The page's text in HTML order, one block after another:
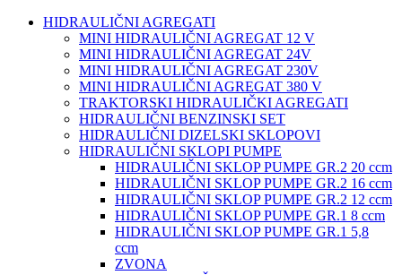
HIDRAULIČNI AGREGATI
MINI HIDRAULIČNI AGREGAT 12 V
MINI HIDRAULIČNI AGREGAT 24V
MINI HIDRAULIČNI AGREGAT 230V
MINI HIDRAULIČNI AGREGAT 380 V
TRAKTORSKI HIDRAULIČKI AGREGATI
HIDRAULIČNI BENZINSKI SET
HIDRAULIČNI DIZELSKI SKLOPOVI
HIDRAULIČNI SKLOPI PUMPE
HIDRAULIČNI SKLOP PUMPE GR.2 20 ccm
HIDRAULIČNI SKLOP PUMPE GR.2 16 ccm
HIDRAULIČNI SKLOP PUMPE GR.2 12 ccm
HIDRAULIČNI SKLOP PUMPE GR.1 8 ccm
HIDRAULIČNI SKLOP PUMPE GR.1 5,8
ccm
ZVONA